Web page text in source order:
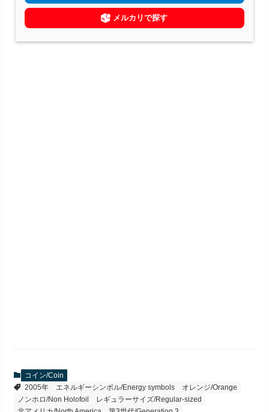
メルカリで探す
コイン/Coin
2005年
エネルギーシンボル/Energy symbols
オレンジ/Orange
ノンホロ/Non Holofoil
レギュラーサイズ/Regular-sized